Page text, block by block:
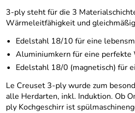
3-ply steht für die 3
Wärmeleitfähigkeit und
Edelstahl 18/10 für eine
Aluminiumkern für eine
Edelstahl 18/0 (magnetisch) für
Le Creuset 3-ply wurde zum
alle Herdarten, inkl. Induktion. Ob
ply Kochgeschirr ist